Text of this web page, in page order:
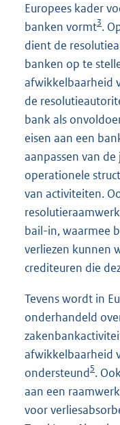
Europees kader
banken vormt3.
dient de
banken op te
afwikkelbaarheid
de
bank als
eisen aan een
aanpassen van
operationele
van activiteiten.
bail-in, waarmee
verliezen kunnen
crediteuren die
Tevens wordt in
onderhandeld
afwikkelbaarheid
ondersteund5.
aan een
voor